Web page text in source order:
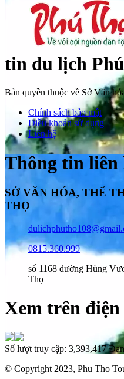
tin du lịch
Bản quyền thuộc về Sở Văn
Chính sách bảo mật
Điều khoản sử dụng
Liên hệ
Thông tin liên
SỞ VĂN HÓA, THỂ
THỌ
0815.360.999
số 1168 đường Hùng
Thọ
Xem trên
Số lượt truy cập: 3,393,417
© Copyright 2023, Phu Tho